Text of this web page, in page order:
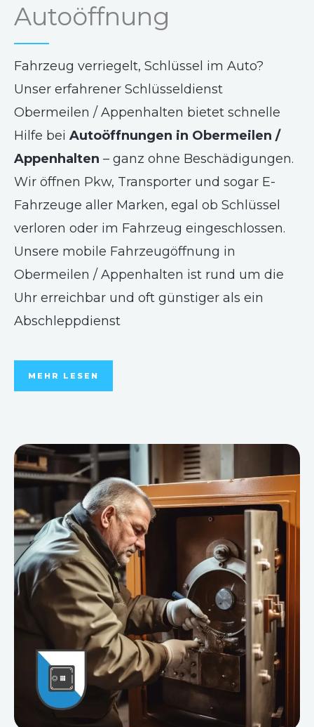
Autoöffnung
Fahrzeug verriegelt, Schlüssel im Auto?
Unser erfahrener Schlüsseldienst
Obermeilen / Appenhalten bietet schnelle
Hilfe bei Autoöffnungen in Obermeilen /
Appenhalten – ganz ohne Beschädigungen.
Wir öffnen Pkw, Transporter und sogar E-
Fahrzeuge aller Marken, egal ob Schlüssel
verloren oder im Fahrzeug eingeschlossen.
Unsere mobile Fahrzeugöffnung in
Obermeilen / Appenhalten ist rund um die
Uhr erreichbar und oft günstiger als ein
Abschleppdienst
MEHR LESEN